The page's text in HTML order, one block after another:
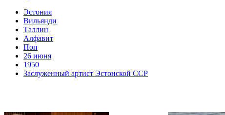
Эстония
Вильянди
Таллин
Алфавит
Поп
26 июня
1950
Заслуженный артист Эстонской ССР